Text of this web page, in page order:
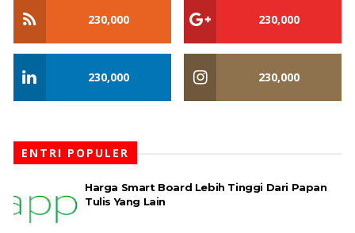
230,000 230,000
230,000 230,000
ENTRI POPULER
Harga Smart Board Lebih Tinggi Dari Papan
Tulis Yang Lain